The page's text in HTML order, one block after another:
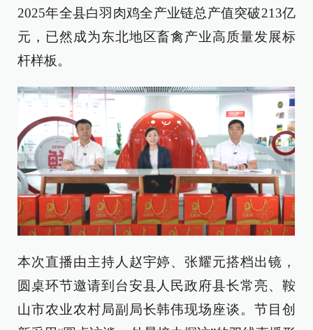
2025年全县白羽肉鸡全产业链总产值突破213亿
元，已然成为东北地区畜禽产业高质量发展标
杆样板。
本次直播由主持人赵宇婷、张耀元搭档出镜，
圆桌环节邀请到台安县人民政府县长常亮、鞍
山市农业农村局副局长韩伟现场座谈。节目创